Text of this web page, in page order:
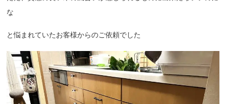
な
と悩まれていたお客様からのご依頼でした